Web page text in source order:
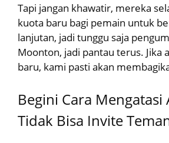
Tapi jangan khawatir, mereka
kuota baru bagi pemain untuk
lanjutan, jadi tunggu saja
Moonton, jadi pantau terus. Jika
baru, kami pasti akan
Begini Cara Mengatasi
Tidak Bisa Invite